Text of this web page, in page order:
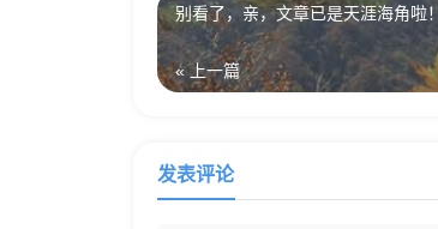
别看了，亲，文章已是天涯海角啦！
« 上一篇
发表评论